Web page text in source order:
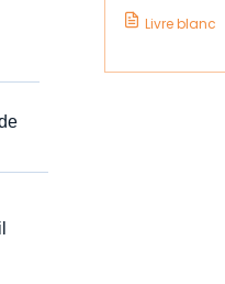
Livre blanc